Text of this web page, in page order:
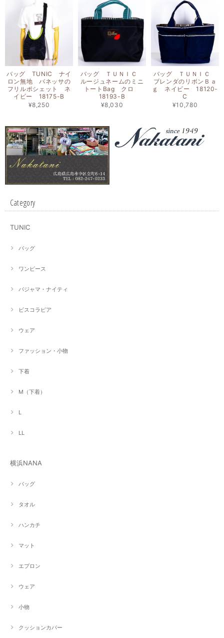
バッグ TUNIC ナイ
ロン無地 バネッサの
フリルポシェット ネ
イビー 18175-B
¥8,250
バッグ ＴＵＮＩＣ
ルージュネームのミニ
トートBag クロ
18193-B
¥8,030
バッグ ＴＵＮＩＣ
ブレンダのリボンＢａ
ｇ ネイビー 18120-
C
¥10,780
Category
TUNIC
バッグ
ワンピース
パジャマ・ナイティ
ビスコラピア
ウェア
ファッション・小物
下着
M（下着）
L
LL
横浜NANA
バッグ
タオル
ハンカチ
マット
エプロン
ウェア
小物
クッションカバー